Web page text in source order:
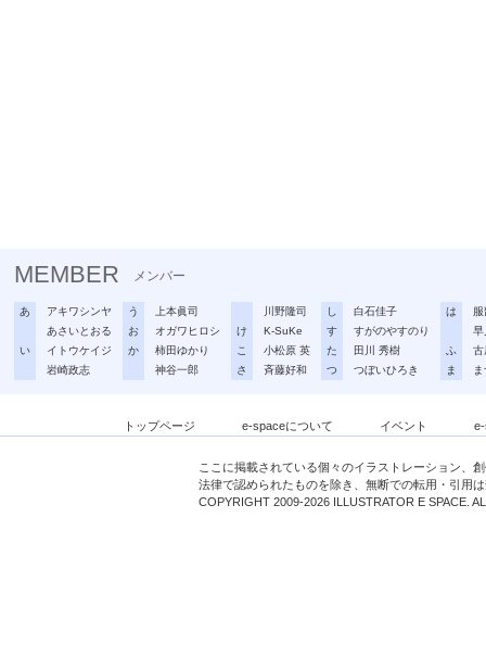
MEMBER メンバー
あ
アキワシンヤ
あさいとおる
い
イトウケイジ
岩崎政志
う
上本眞司
お
オガワヒロシ
か
柿田ゆかり
神谷一郎
川野隆司
け
K-SuKe
こ
小松原 英
さ
斉藤好和
し
白石佳子
す
すがのやすのり
た
田川 秀樹
つ
つぼいひろき
は
早
ふ
古
ま
トップページ e-spaceについて イベント
ここに掲載されている個々のイラストレーション、
法律で認められたものを除き、無断での転用・引用
COPYRIGHT 2009-2026 ILLUSTRATOR E SPACE.